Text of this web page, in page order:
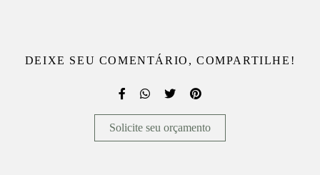
DEIXE SEU COMENTÁRIO, COMPARTILHE!
Solicite seu orçamento